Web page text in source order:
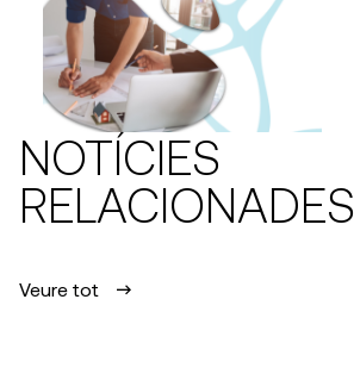
NOTÍCIES
RELACIONADES
Veure tot